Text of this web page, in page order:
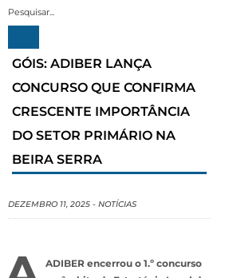
GÓIS: ADIBER LANÇA
CONCURSO QUE CONFIRMA
CRESCENTE IMPORTÂNCIA
DO SETOR PRIMÁRIO NA
BEIRA SERRA
DEZEMBRO 11, 2025 - NOTÍCIAS
ADIBER encerrou o 1.º concurso